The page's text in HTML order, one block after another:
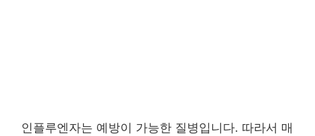
인플루엔자는 예방이 가능한 질병입니다. 따라서 매